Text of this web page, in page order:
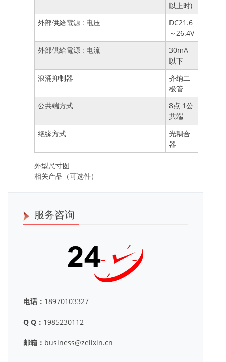
以上时)
外部供給電源 : 电压
DC21.6
～26.4V
外部供給電源 : 电流
30mA
以下
浪涌抑制器
齐纳二
极管
公共端方式
8点 1公
共端
绝缘方式
光耦合
器
外型尺寸图
相关产品（可选件）
服务咨询
电话： 18970103327
Q Q： 1985230112
邮箱： business@zelixin.cn